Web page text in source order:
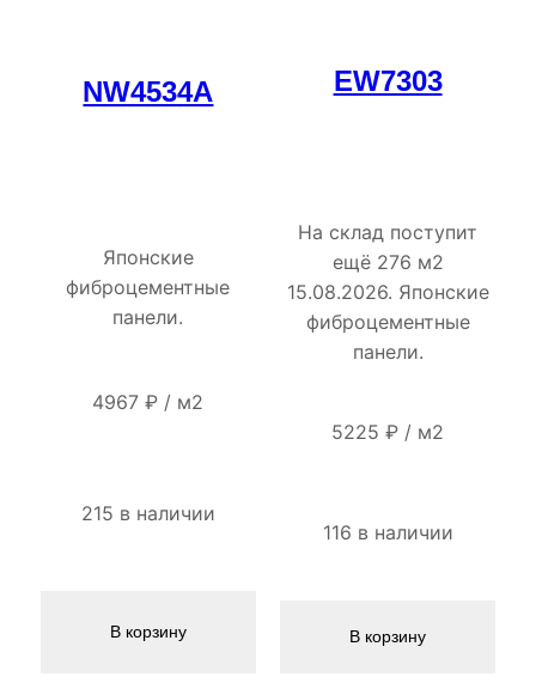
NW4534A
Японские
фиброцементные
панели.
4967₽ / м2
215 в наличии
В корзину
EW7303
На склад поступит
ещё 276 м2
15.08.2026. Японские
фиброцементные
панели.
5225₽ / м2
116 в наличии
В корзину